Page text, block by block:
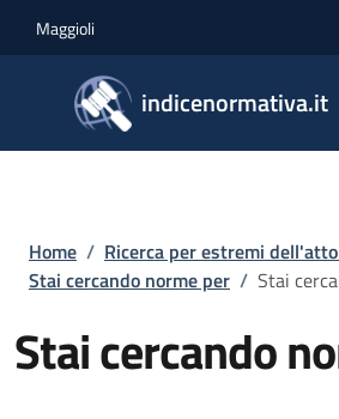
Maggioli
indicenormativa.it
Briciole di pane
Home / Ricerca per estremi
Stai cercando norme per / Stai
Stai cercando